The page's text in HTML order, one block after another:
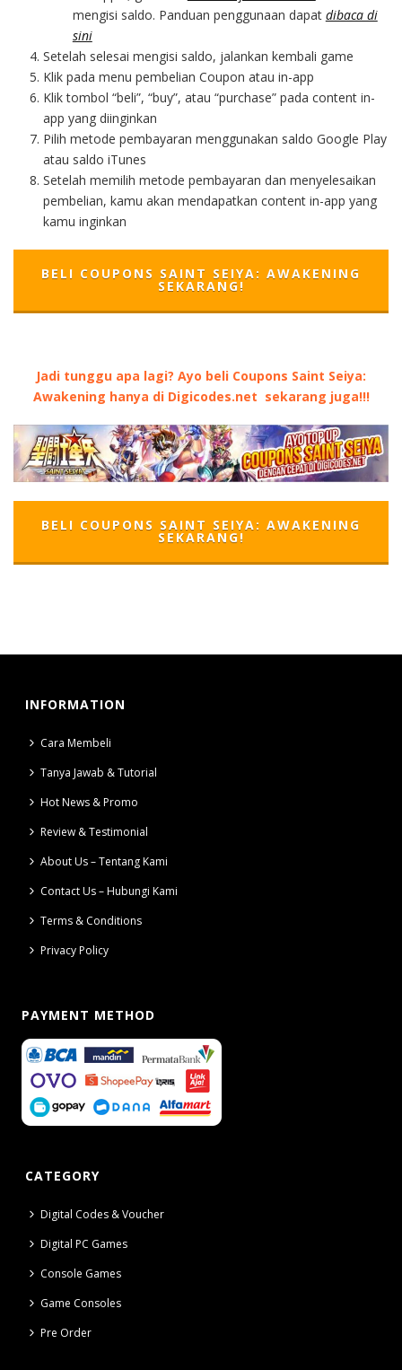
mengisi saldo. Panduan penggunaan dapat dibaca di
sini
Setelah selesai mengisi saldo, jalankan kembali game
Klik pada menu pembelian Coupon atau in-app
Klik tombol “beli”, “buy”, atau “purchase” pada content in-
app yang diinginkan
Pilih metode pembayaran menggunakan saldo Google Play
atau saldo iTunes
Setelah memilih metode pembayaran dan menyelesaikan
pembelian, kamu akan mendapatkan content in-app yang
kamu inginkan
BELI COUPONS SAINT SEIYA: AWAKENING
SEKARANG!
Jadi tunggu apa lagi? Ayo beli Coupons Saint Seiya:
Awakening hanya di Digicodes.net sekarang juga!!!
BELI COUPONS SAINT SEIYA: AWAKENING
SEKARANG!
INFORMATION
Cara Membeli
Tanya Jawab & Tutorial
Hot News & Promo
Review & Testimonial
About Us – Tentang Kami
Contact Us – Hubungi Kami
Terms & Conditions
Privacy Policy
PAYMENT METHOD
CATEGORY
Digital Codes & Voucher
Digital PC Games
Console Games
Game Consoles
Pre Order